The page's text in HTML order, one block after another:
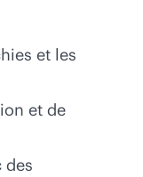
et les
et de
des